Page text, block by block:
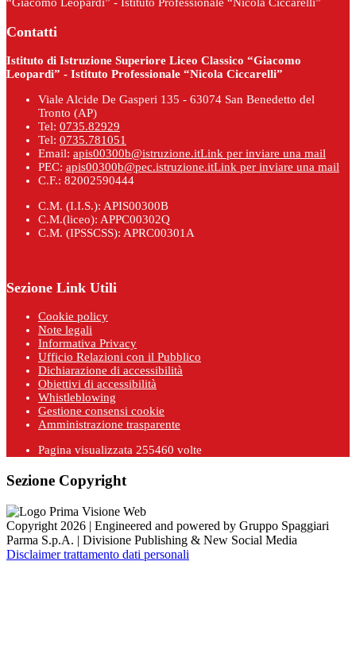
“Giacomo Leopardi” - Istituto Professionale “Nicola Ciccarelli”
Contatti
Istituto di Istruzione Superiore Liceo Classico “Giacomo
Leopardi” - Istituto Professionale “Nicola Ciccarelli”
Viale Alcide De Gasperi 135 - 63074 San Benedetto del
Tronto (AP)
Tel: 0735.82929
Tel: 0735.781051
Email: apis00300b@istruzione.itLink per inviare una mail
PEC: apis00300b@pec.istruzione.itLink per inviare una mail
C.F.: 82002590444
C.M. (I.I.S.): APIS00300B
C.M.(liceo): APPC00302Q
C.M. (IPSSCSS): APRC00301A
Sezione Link Utili
Cookie policy
Note legali
Informativa Privacy
Ufficio Relazioni con il Pubblico
Dichiarazione di accessibilità
Obiettivi di accessibilità
Whistleblowing
Gestione consensi cookie
Amministrazione trasparente
Pagina visualizzata 255460 volte
Sezione Copyright
Copyright 2026 | Engineered and powered by Gruppo Spaggiari
Parma S.p.A. | Divisione Publishing & New Social Media
Disclaimer trattamento dati personali